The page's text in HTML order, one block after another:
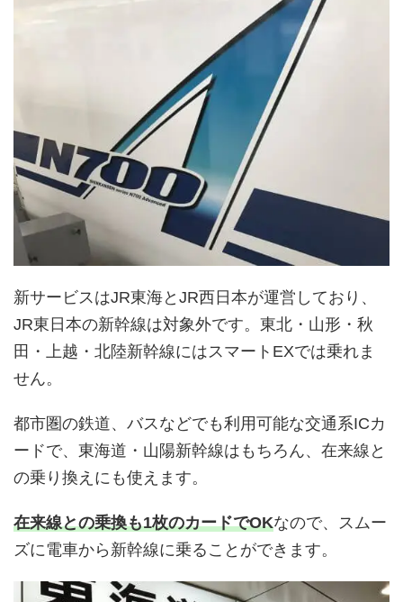
新サービスはJR東海とJR西日本が運営しており、
JR東日本の新幹線は対象外です。東北・山形・秋
田・上越・北陸新幹線にはスマートEXでは乗れま
せん。
都市圏の鉄道、バスなどでも利用可能な交通系ICカ
ードで、東海道・山陽新幹線はもちろん、在来線と
の乗り換えにも使えます。
在来線との乗換も1枚のカードでOKなので、スムー
ズに電車から新幹線に乗ることができます。